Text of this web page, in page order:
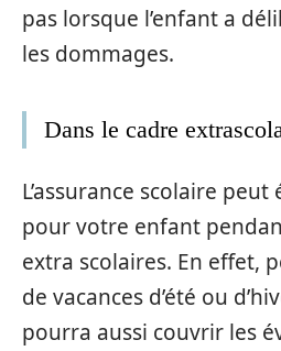
pas lorsque l’enfant a
les dommages.
Dans le cadre
L’assurance scolaire
pour votre enfant
extra scolaires. En effet,
de vacances d’été ou
pourra aussi couvrir les